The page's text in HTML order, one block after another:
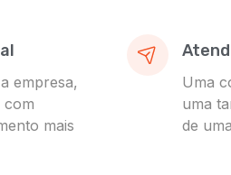
empresa,
com
mais
Uma
uma
de